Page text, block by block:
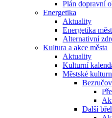
Plán dopravní
Energetika
Aktuality
Energetika
Alternativní
Kultura a akce města
Aktuality
Kulturní
Městské
Další